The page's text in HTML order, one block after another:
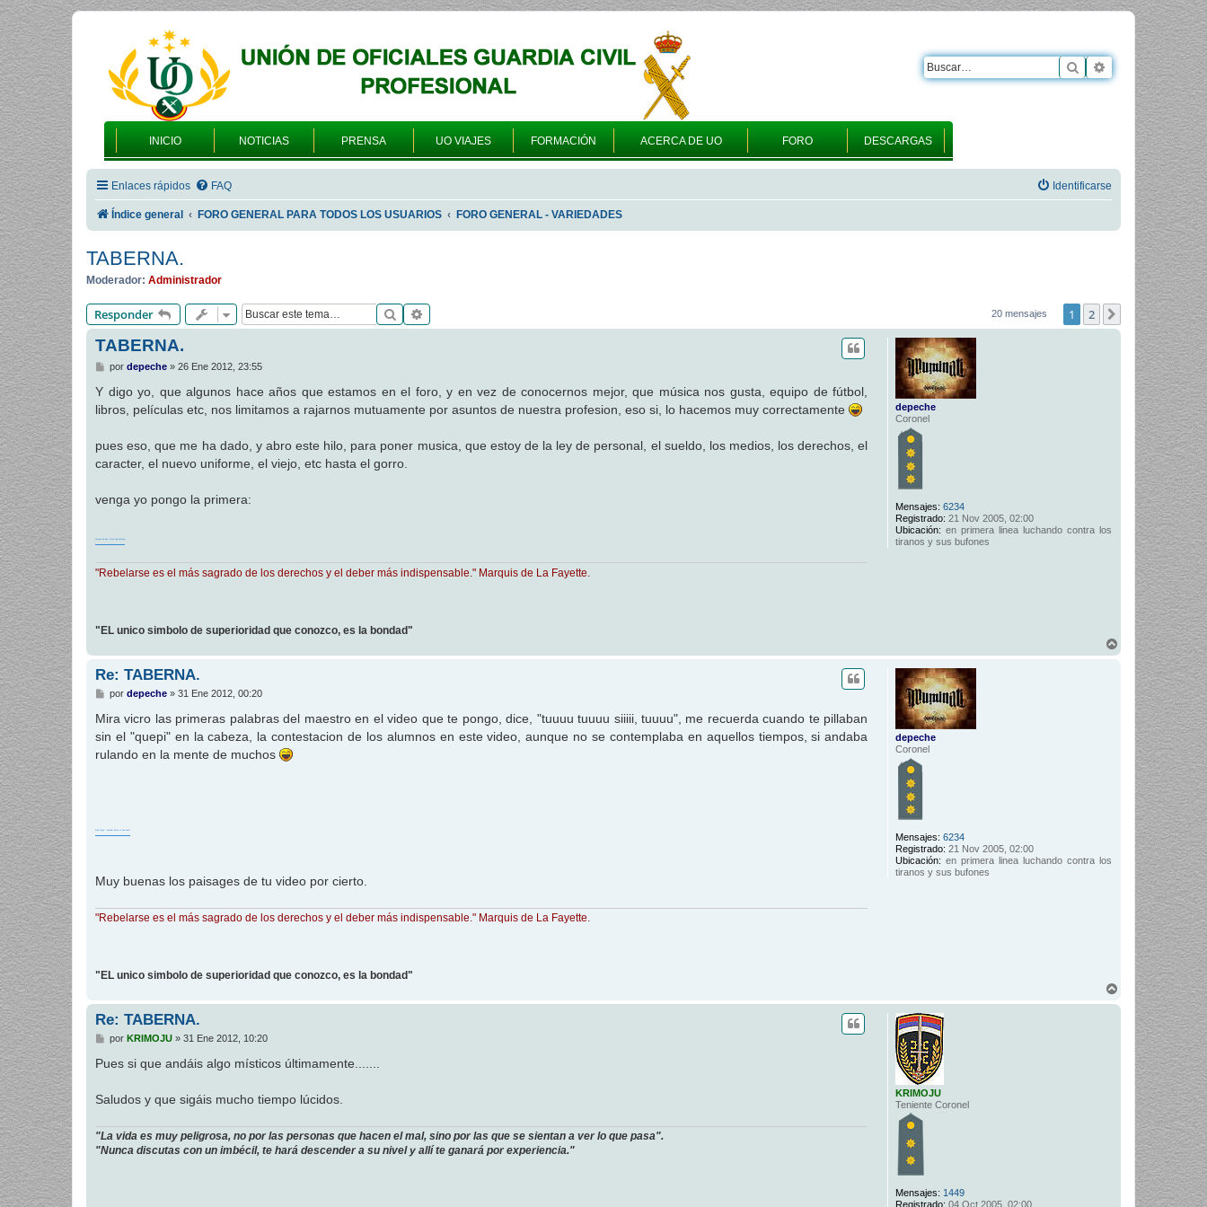
INICIO NOTICIAS PRENSA UO VIAJES FORMACIÓN ACERCA DE UO FORO DESCARGAS
Buscar Búsqueda
Enlaces rápidos FAQ Identificarse
Índice general FORO GENERAL PARA TODOS LOS USUARIOS FORO GENERAL - VARIEDADES
TABERNA.
Moderador: Administrador
Responder Buscar 20 mensajes 1 2 Siguiente
depeche
Coronel
Mensajes: 6234
Registrado: 21 Nov 2005, 02:00
Ubicación: en primera linea luchando contra los
tiranos y sus bufones
TABERNA.
M
n
a
por depeche» 26 Ene 2012, 23:55
Y digo yo, que algunos hace años que estamos en el foro, y en vez de conocernos mejor, que música nos gusta, equipo de fútbol,
libros, películas etc, nos limitamos a rajarnos mutuamente por asuntos de nuestra profesion, eso si, lo hacemos muy correctamente
pues eso, que me ha dado, y abro este hilo, para poner musica, que estoy de la ley de personal, el sueldo, los medios, los derechos, el
caracter, el nuevo uniforme, el viejo, etc hasta el gorro.
venga yo pongo la primera:
"Rebelarse es el más sagrado de los derechos y el deber más indispensable." Marquis de La Fayette.
"EL unico simbolo de superioridad que conozco, es la bondad"
r
depeche
Coronel
Mensajes: 6234
Registrado: 21 Nov 2005, 02:00
Ubicación: en primera linea luchando contra los
tiranos y sus bufones
Re: TABERNA.
M
n
a
j
e
por depeche» 31 Ene 2012, 00:20
Mira vicro las primeras palabras del maestro en el video que te pongo, dice, "tuuuu tuuuu siiiii, tuuuu", me recuerda cuando te pillaban
sin el "quepi" en la cabeza, la contestacion de los alumnos en este video, aunque no se contemplaba en aquellos tiempos, si andaba
rulando en la mente de muchos
Pink Floyd - Another Brick in the Wall
Muy buenas los paisages de tu video por cierto.
"Rebelarse es el más sagrado de los derechos y el deber más indispensable." Marquis de La Fayette.
"EL unico simbolo de superioridad que conozco, es la bondad"
KRIMOJU
Teniente Coronel
Mensajes: 1449
Registrado: 04 Oct 2005, 02:00
Re: TABERNA.
M
n
j
e
por KRIMOJU» 31 Ene 2012, 10:20
Pues si que andáis algo místicos últimamente.......
Saludos y que sigáis mucho tiempo lúcidos.
"La vida es muy peligrosa, no por las personas que hacen el mal, sino por las que se sientan a ver lo que pasa".
"Nunca discutas con un imbécil, te hará descender a su nivel y allí te ganará por experiencia."